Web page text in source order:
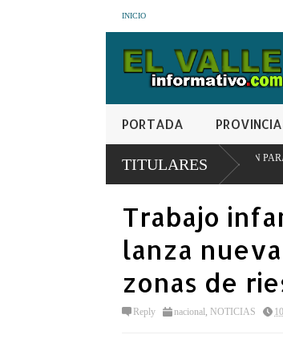
INICIO
PORTADA
TITULARES
EN SAN JUAN PARA IMPULSAR MODELO
Trabajo
lanza
zonas de
Reply nacional, NOTICIAS